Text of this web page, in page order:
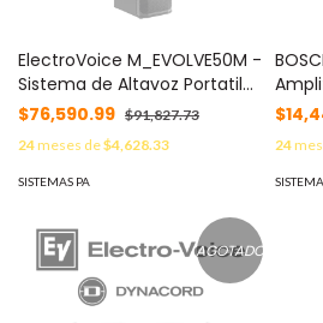
ElectroVoice M_EVOLVE50M -
Sistema de Altavoz Portatil
Amplificado 8CH / Bluetooth
/ Columna 8x3.5" /
Subwoofer 12" / Negro
$76,590.99 $91,827.73
24meses de$4,628.33
SISTEMAS PA
24
AGOTADO